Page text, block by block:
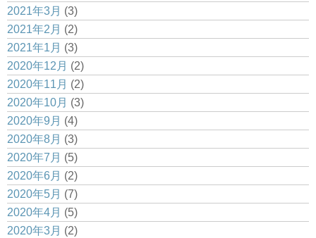
2021年3月 (3)
2021年2月 (2)
2021年1月 (3)
2020年12月 (2)
2020年11月 (2)
2020年10月 (3)
2020年9月 (4)
2020年8月 (3)
2020年7月 (5)
2020年6月 (2)
2020年5月 (7)
2020年4月 (5)
2020年3月 (2)